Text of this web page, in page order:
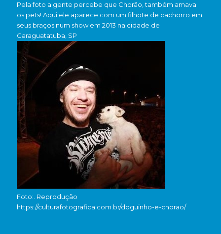
Pela foto a gente percebe que Chorão, também amava
os pets! Aqui ele aparece com um filhote de cachorro em
seus braços num show em 2013 na cidade de
Caraguatatuba, SP
Foto:. Reprodução
https://culturafotografica.com.br/doguinho-e-chorao/